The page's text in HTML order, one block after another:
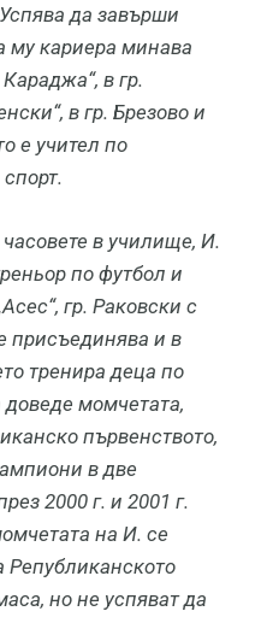
да завърши
му кариера минава
в гр.
в гр. Брезово и
е учител по
в училище, И.
по футбол и
гр. Раковски с
присъединява и в
тренира деца по
момчетата,
първенството,
в две
2000 г. и 2001 г.
на И. се
Републиканското
но не успяват да